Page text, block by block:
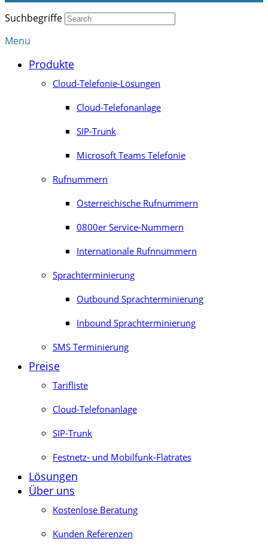
Suchbegriffe
Menu
Produkte
Cloud-Telefonie-Lösungen
Cloud-Telefonanlage
SIP-Trunk
Microsoft Teams Telefonie
Rufnummern
Österreichische Rufnummern
0800er Service-Nummern
Internationale Rufnnummern
Sprachterminierung
Outbound Sprachterminierung
Inbound Sprachterminierung
SMS Terminierung
Preise
Tarifliste
Cloud-Telefonanlage
SIP-Trunk
Festnetz- und Mobilfunk-Flatrates
Lösungen
Über uns
Kostenlose Beratung
Kunden Referenzen